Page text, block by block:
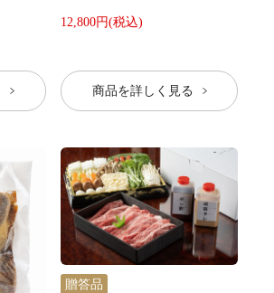
12,800円(税込)
商品を詳しく見る
贈答品